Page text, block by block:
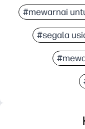
#mewarnai
#segala